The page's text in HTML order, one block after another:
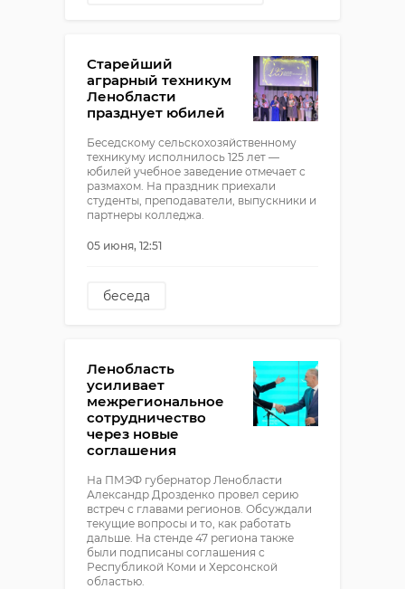
Старейший
аграрный техникум
Ленобласти
празднует юбилей
Беседскому сельскохозяйственному
техникуму исполнилось 125 лет —
юбилей учебное заведение отмечает с
размахом. На праздник приехали
студенты, преподаватели, выпускники и
партнеры колледжа.
05 июня, 12:51
беседа
Ленобласть
усиливает
межрегиональное
сотрудничество
через новые
соглашения
На ПМЭФ губернатор Ленобласти
Александр Дрозденко провел серию
встреч с главами регионов. Обсуждали
текущие вопросы и то, как работать
дальше. На стенде 47 региона также
были подписаны соглашения с
Республикой Коми и Херсонской
областью.